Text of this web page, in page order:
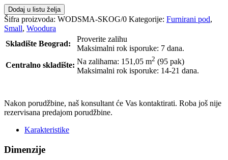
Dodaj u listu želja
Šifra proizvoda: WODSMA-SKOG/0 Kategorije: Furnirani pod,
Small, Woodura
Skladište Beograd:
Proverite zalihu
Maksimalni rok isporuke: 7 dana.
Centralno skladište: Na zalihama: 151,05 m2 (95 pak)
Maksimalni rok isporuke: 14-21 dana.
Nakon porudžbine, naš konsultant će Vas kontaktirati. Roba još nije
rezervisana predajom porudžbine.
Karakteristike
Dimenzije